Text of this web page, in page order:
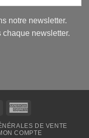
notre newsletter.
newsletter.
MasterCard
DE VENTE
COMPTE